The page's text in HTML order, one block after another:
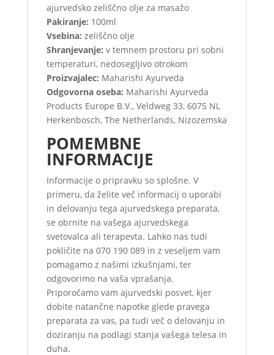
ajurvedsko zeliščno olje za masažo
Pakiranje: 100ml
Vsebina: zeliščno olje
Shranjevanje: v temnem prostoru pri sobni
temperaturi, nedosegljivo otrokom
Proizvajalec: Maharishi Ayurveda
Odgovorna oseba: Maharishi Ayurveda
Products Europe B.V., Veldweg 33, 6075 NL
Herkenbosch, The Netherlands, Nizozemska
POMEMBNE
INFORMACIJE
Informacije o pripravku so splošne. V
primeru, da želite več informacij o uporabi
in delovanju tega ajurvedskega preparata,
se obrnite na vašega ajurvedskega
svetovalca ali terapevta. Lahko nas tudi
pokličite na 070 190 089 in z veseljem vam
pomagamo z našimi izkušnjami, ter
odgovorimo na vaša vprašanja.
Priporočamo vam ajurvedski posvet, kjer
dobite natančne napotke glede pravega
preparata za vas, pa tudi več o delovanju in
doziranju na podlagi stanja vašega telesa in
duha.